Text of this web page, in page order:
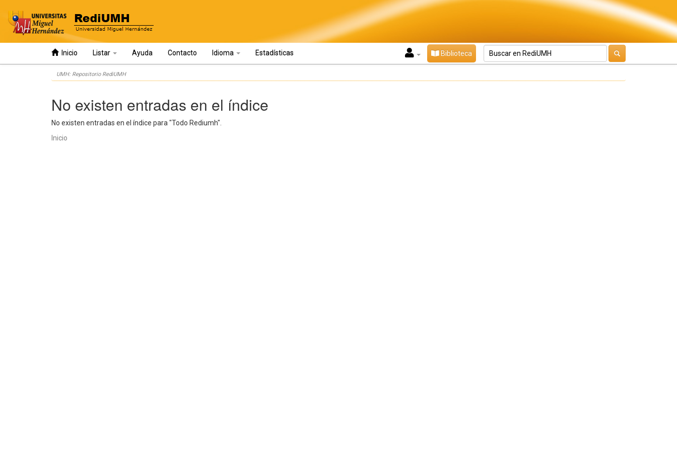
Inicio Listar Ayuda Contacto Idioma Estadísticas Biblioteca
UMH: Repositorio RediUMH
No existen entradas en el índice
No existen entradas en el índice para "Todo Rediumh".
Inicio